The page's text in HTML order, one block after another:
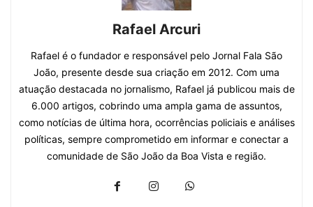
Rafael Arcuri
Rafael é o fundador e responsável pelo Jornal Fala São
João, presente desde sua criação em 2012. Com uma
atuação destacada no jornalismo, Rafael já publicou mais de
6.000 artigos, cobrindo uma ampla gama de assuntos,
como notícias de última hora, ocorrências policiais e análises
políticas, sempre comprometido em informar e conectar a
comunidade de São João da Boa Vista e região.